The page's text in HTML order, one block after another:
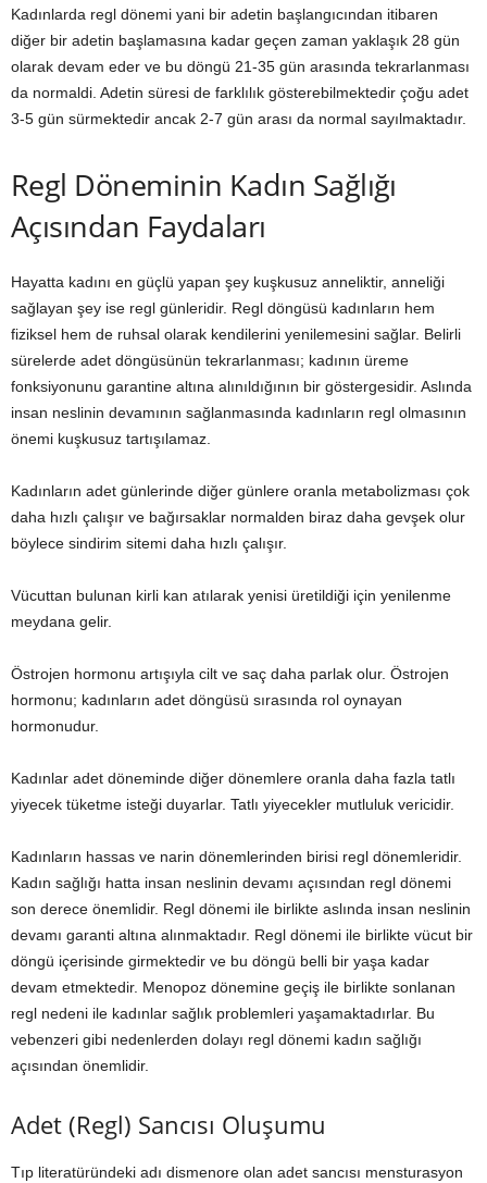
Kadınlarda regl dönemi yani bir adetin başlangıcından itibaren
diğer bir adetin başlamasına kadar geçen zaman yaklaşık 28 gün
olarak devam eder ve bu döngü 21-35 gün arasında tekrarlanması
da normaldi. Adetin süresi de farklılık gösterebilmektedir çoğu adet
3-5 gün sürmektedir ancak 2-7 gün arası da normal sayılmaktadır.
Regl Döneminin Kadın Sağlığı
Açısından Faydaları
Hayatta kadını en güçlü yapan şey kuşkusuz anneliktir, anneliği
sağlayan şey ise regl günleridir. Regl döngüsü kadınların hem
fiziksel hem de ruhsal olarak kendilerini yenilemesini sağlar. Belirli
sürelerde adet döngüsünün tekrarlanması; kadının üreme
fonksiyonunu garantine altına alınıldığının bir göstergesidir. Aslında
insan neslinin devamının sağlanmasında kadınların regl olmasının
önemi kuşkusuz tartışılamaz.
Kadınların adet günlerinde diğer günlere oranla metabolizması çok
daha hızlı çalışır ve bağırsaklar normalden biraz daha gevşek olur
böylece sindirim sitemi daha hızlı çalışır.
Vücuttan bulunan kirli kan atılarak yenisi üretildiği için yenilenme
meydana gelir.
Östrojen hormonu artışıyla cilt ve saç daha parlak olur. Östrojen
hormonu; kadınların adet döngüsü sırasında rol oynayan
hormonudur.
Kadınlar adet döneminde diğer dönemlere oranla daha fazla tatlı
yiyecek tüketme isteği duyarlar. Tatlı yiyecekler mutluluk vericidir.
Kadınların hassas ve narin dönemlerinden birisi regl dönemleridir.
Kadın sağlığı hatta insan neslinin devamı açısından regl dönemi
son derece önemlidir. Regl dönemi ile birlikte aslında insan neslinin
devamı garanti altına alınmaktadır. Regl dönemi ile birlikte vücut bir
döngü içerisinde girmektedir ve bu döngü belli bir yaşa kadar
devam etmektedir. Menopoz dönemine geçiş ile birlikte sonlanan
regl nedeni ile kadınlar sağlık problemleri yaşamaktadırlar. Bu
vebenzeri gibi nedenlerden dolayı regl dönemi kadın sağlığı
açısından önemlidir.
Adet (Regl) Sancısı Oluşumu
Tıp literatüründeki adı dismenore olan adet sancısı mensturasyon